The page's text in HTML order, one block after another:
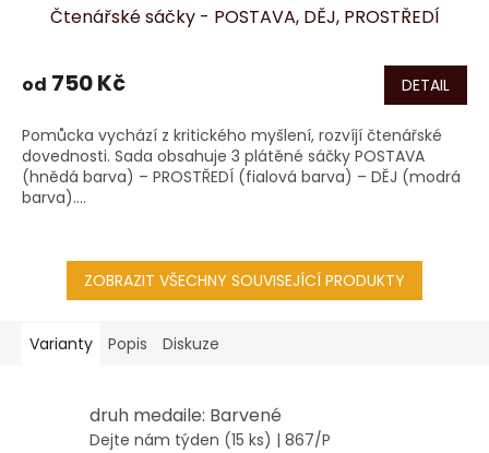
Čtenářské sáčky - POSTAVA, DĚJ, PROSTŘEDÍ
od 750 Kč DETAIL
Pomůcka vychází z kritického myšlení, rozvíjí čtenářské
dovednosti. Sada obsahuje 3 plátěné sáčky POSTAVA
(hnědá barva) – PROSTŘEDÍ (fialová barva) – DĚJ (modrá
barva)....
ZOBRAZIT VŠECHNY SOUVISEJÍCÍ PRODUKTY
Varianty Popis Diskuze
druh medaile: Barvené
Dejte nám týden (15 ks) | 867/P